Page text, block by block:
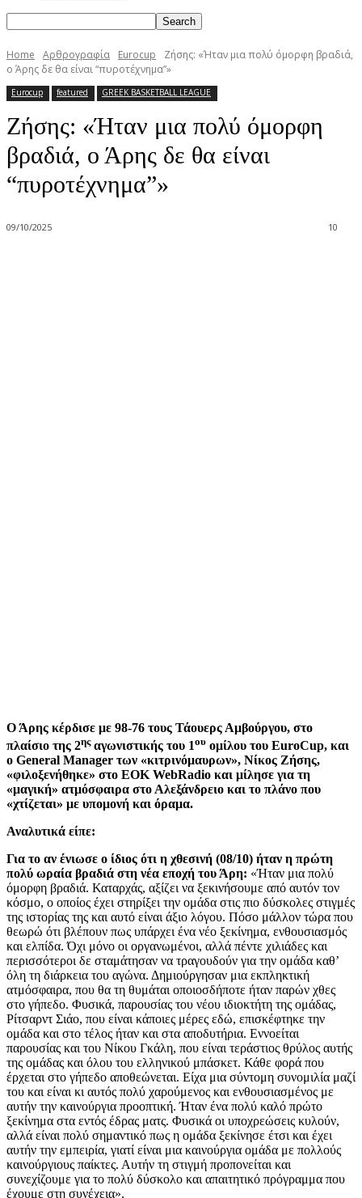
Home Αρθρογραφία Eurocup
Ζήσης: «Ήταν μια πολύ όμορφη βραδιά,
ο Άρης δε θα είναι “πυροτέχνημα”»
Eurocup featured GREEK BASKETBALL LEAGUE
Ζήσης: «Ήταν μια πολύ όμορφη
βραδιά, ο Άρης δε θα είναι
“πυροτέχνημα”»
09/10/2025 10
Ο Άρης κέρδισε με 98-76 τους Τάουερς Αμβούργου, στο
πλαίσιο της 2ηςαγωνιστικής του 1ου ομίλου του EuroCup, και
ο General Manager των «κιτρινόμαυρων», Νίκος Ζήσης,
«φιλοξενήθηκε» στο EOK WebRadio και μίλησε για τη
«μαγική» ατμόσφαιρα στο Αλεξάνδρειο και το πλάνο που
«χτίζεται» με υπομονή και όραμα.
Αναλυτικά είπε:
Για το αν ένιωσε ο ίδιος ότι η χθεσινή (08/10) ήταν η πρώτη
πολύ ωραία βραδιά στη νέα εποχή του Άρη: «Ήταν μια πολύ
όμορφη βραδιά. Καταρχάς, αξίζει να ξεκινήσουμε από αυτόν τον
κόσμο, ο οποίος έχει στηρίξει την ομάδα στις πιο δύσκολες στιγμές
της ιστορίας της και αυτό είναι άξιο λόγου. Πόσο μάλλον τώρα που
θεωρώ ότι βλέπουν πως υπάρχει ένα νέο ξεκίνημα, ενθουσιασμός
και ελπίδα. Όχι μόνο οι οργανωμένοι, αλλά πέντε χιλιάδες και
περισσότεροι δε σταμάτησαν να τραγουδούν για την ομάδα καθ’
όλη τη διάρκεια του αγώνα. Δημιούργησαν μια εκπληκτική
ατμόσφαιρα, που θα τη θυμάται οποιοσδήποτε ήταν παρών χθες
στο γήπεδο. Φυσικά, παρουσίας του νέου ιδιοκτήτη της ομάδας,
Ρίτσαρντ Σιάο, που είναι κάποιες μέρες εδώ, επισκέφτηκε την
ομάδα και στο τέλος ήταν και στα αποδυτήρια. Εννοείται
παρουσίας και του Νίκου Γκάλη, που είναι τεράστιος θρύλος αυτής
της ομάδας και όλου του ελληνικού μπάσκετ. Κάθε φορά που
έρχεται στο γήπεδο αποθεώνεται. Είχα μια σύντομη συνομιλία μαζί
του και είναι κι αυτός πολύ χαρούμενος και ενθουσιασμένος με
αυτήν την καινούργια προοπτική. Ήταν ένα πολύ καλό πρώτο
ξεκίνημα στα εντός έδρας ματς. Φυσικά οι υποχρεώσεις κυλούν,
αλλά είναι πολύ σημαντικό πως η ομάδα ξεκίνησε έτσι και έχει
αυτήν την εμπειρία, γιατί είναι μια καινούργια ομάδα με πολλούς
καινούργιους παίκτες. Αυτήν τη στιγμή προπονείται και
συνεχίζουμε για το πολύ δύσκολο και απαιτητικό πρόγραμμα που
έχουμε στη συνέχεια».